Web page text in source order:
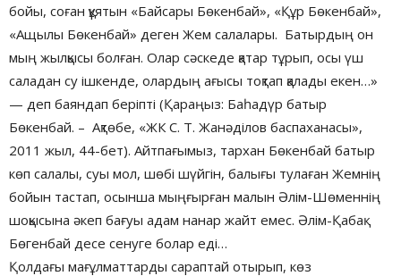
бойы, соған құятын «Байсары Бөкенбай», «Құр Бөкенбай»,
«Ащылы Бөкенбай» деген Жем салалары. Батырдың он
мың жылқысы болған. Олар сәскеде қатар тұрып, осы үш
саладан су ішкенде, олардың ағысы тоқтап қалады екен…»
— деп баяндап беріпті (Қараңыз: Баһадүр батыр
Бөкенбай. – Ақтөбе, «ЖК С. Т. Жанәділов баспаханасы»,
2011 жыл, 44-бет). Айтпағымыз, тархан Бөкенбай батыр
көп салалы, суы мол, шөбі шүйгін, балығы тулаған Жемнің
бойын тастап, осынша мыңғырған малын Әлім-Шөменнің
шоқысына әкеп бағуы адам нанар жайт емес. Әлім-Қабақ
Бөгенбай десе сенуге болар еді…
Қолдағы мағұлматтарды сараптай отырып, көз